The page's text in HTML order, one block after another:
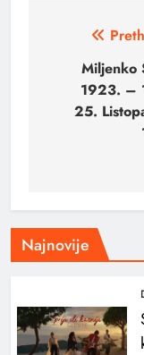
Miljenko
1923. –
25.
Najnovije